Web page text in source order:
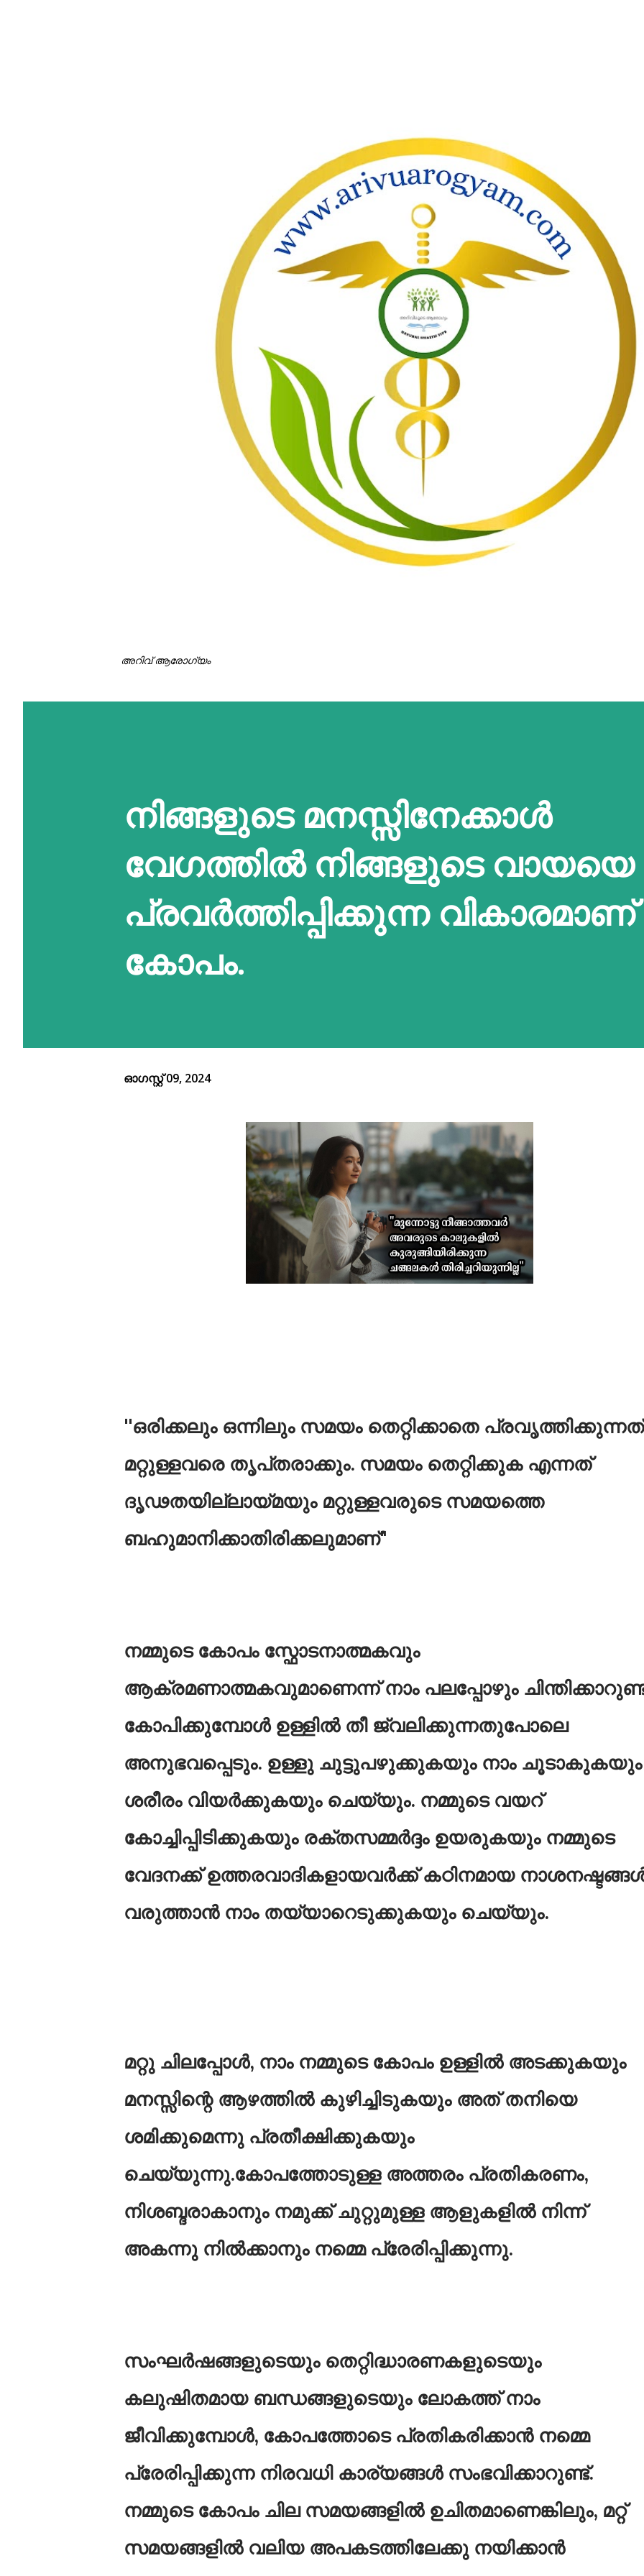
അറിവ് ആരോഗ്യം
നിങ്ങളുടെ മനസ്സിനേക്കാൾ
വേഗത്തിൽ നിങ്ങളുടെ വായയെ
പ്രവർത്തിപ്പിക്കുന്ന വികാരമാണ്
കോപം.
ഓഗസ്റ്റ് 09, 2024
''ഒരിക്കലും ഒന്നിലും സമയം തെറ്റിക്കാതെ പ്രവൃത്തിക്കുന്നത്
മറ്റുള്ളവരെ തൃപ്‌തരാക്കും. സമയം തെറ്റിക്കുക എന്നത്
ദൃഢതയില്ലായ്മയും മറ്റുള്ളവരുടെ സമയത്തെ
ബഹുമാനിക്കാതിരിക്കലുമാണ്"
നമ്മുടെ കോപം സ്ഫോടനാത്മകവും
ആക്രമണാത്മകവുമാണെന്ന് നാം പലപ്പോഴും
കോപിക്കുമ്പോൾ ഉള്ളിൽ തീ ജ്വലിക്കുന്നതുപോലെ
അനുഭവപ്പെടും. ഉള്ളു ചുട്ടുപഴുക്കുകയും നാം ചൂടാകുകയും
ശരീരം വിയർക്കുകയും ചെയ്യും. നമ്മുടെ വയറ്
കോച്ചിപ്പിടിക്കുകയും രക്തസമ്മർദ്ദം ഉയരുകയും നമ്മുടെ
വേദനക്ക് ഉത്തരവാദികളായവർക്ക് കഠിനമായ
വരുത്താൻ നാം തയ്യാറെടുക്കുകയും ചെയ്യും.
മറ്റു ചിലപ്പോൾ, നാം നമ്മുടെ കോപം ഉള്ളിൽ അടക്കുകയും
മനസ്സിന്റെ ആഴത്തിൽ കുഴിച്ചിടുകയും അത് തനിയെ
ശമിക്കുമെന്നു പ്രതീക്ഷിക്കുകയും
ചെയ്യുന്നു.കോപത്തോടുള്ള അത്തരം പ്രതികരണം,
നിശബ്ദരാകാനും നമുക്ക് ചുറ്റുമുള്ള ആളുകളിൽ നിന്ന്
അകന്നു നിൽക്കാനും നമ്മെ പ്രേരിപ്പിക്കുന്നു.
സംഘർഷങ്ങളുടെയും തെറ്റിദ്ധാരണകളുടെയും
കലുഷിതമായ ബന്ധങ്ങളുടെയും ലോകത്ത് നാം
ജീവിക്കുമ്പോൾ, കോപത്തോടെ പ്രതികരിക്കാൻ നമ്മെ
പ്രേരിപ്പിക്കുന്ന നിരവധി കാര്യങ്ങൾ സംഭവിക്കാറുണ്ട്.
നമ്മുടെ കോപം ചില സമയങ്ങളിൽ ഉചിതമാണെങ്കിലും, മറ്റ്
സമയങ്ങളിൽ വലിയ അപകടത്തിലേക്കു നയിക്കാൻ